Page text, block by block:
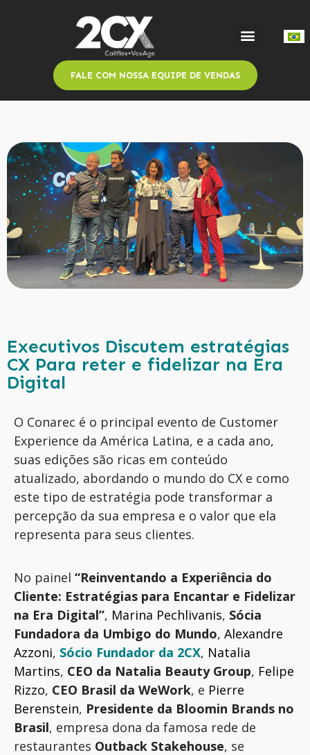
FALE COM NOSSA EQUIPE DE VENDAS
Executivos Discutem estratégias
CX Para reter e fidelizar na Era
Digital
O Conarec é o principal evento de Customer
Experience da América Latina, e a cada ano,
suas edições são ricas em conteúdo
atualizado, abordando o mundo do CX e como
este tipo de estratégia pode transformar a
percepção da sua empresa e o valor que ela
representa para seus clientes.
No painel “Reinventando a Experiência do
Cliente: Estratégias para Encantar e Fidelizar
na Era Digital”, Marina Pechlivanis, Sócia
Fundadora da Umbigo do Mundo, Alexandre
Azzoni, Sócio Fundador da 2CX, Natalia
Martins, CEO da Natalia Beauty Group, Felipe
Rizzo, CEO Brasil da WeWork, e Pierre
Berenstein, Presidente da Bloomin Brands no
Brasil, empresa dona da famosa rede de
restaurantes Outback Stakehouse, se